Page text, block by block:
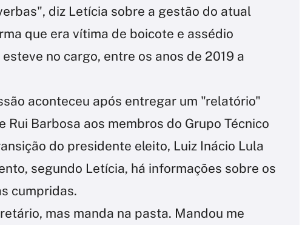
diz Letícia sobre a gestão do atual
que era vítima de boicote e assédio
no cargo, entre os anos de 2019 a
aconteceu após entregar um "relatório"
Rui Barbosa aos membros do Grupo Técnico
do presidente eleito, Luiz Inácio Lula
segundo Letícia, há informações sobre os
cumpridas.
mas manda na pasta. Mandou me